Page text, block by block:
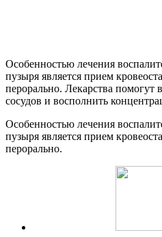
Особенностью лечения
пузыря является прием
перорально. Лекарства помогут
сосудов и восполнить
Особенностью лечения
пузыря является прием
перорально.